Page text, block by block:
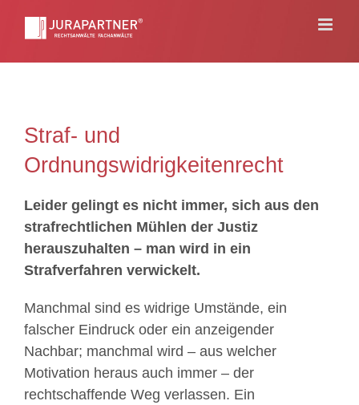
Straf- und
Ordnungswidrigkeitenrecht
Leider gelingt es nicht immer, sich aus den
strafrechtlichen Mühlen der Justiz
herauszuhalten – man wird in ein
Strafverfahren verwickelt.
Manchmal sind es widrige Umstände, ein
falscher Eindruck oder ein anzeigender
Nachbar; manchmal wird – aus welcher
Motivation heraus auch immer – der
rechtschaffende Weg verlassen. Ein